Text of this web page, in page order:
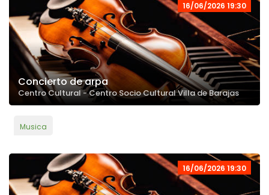
16/06/2026 19:30
Concierto de arpa
Centro Cultural - Centro Socio Cultural Villa de Barajas
Musica
16/06/2026 19:30